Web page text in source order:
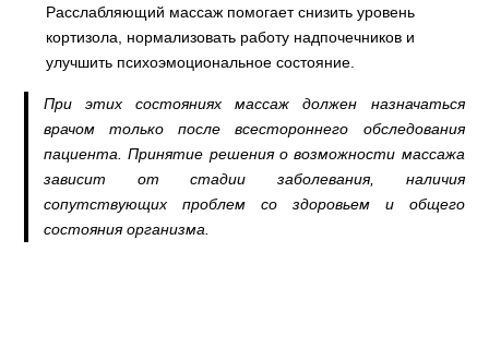
Расслабляющий массаж помогает снизить уровень
кортизола, нормализовать работу надпочечников и
улучшить психоэмоциональное состояние.
При этих состояниях массаж должен назначаться
врачом только после всестороннего обследования
пациента. Принятие решения о возможности массажа
зависит от стадии заболевания, наличия
сопутствующих проблем со здоровьем и общего
состояния организма.